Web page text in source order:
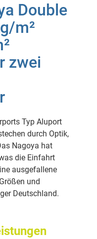
Double
m²
zwei
Typ Aluport
durch Optik,
Nagoya hat
die Einfahrt
ausgefallene
und
Deutschland.